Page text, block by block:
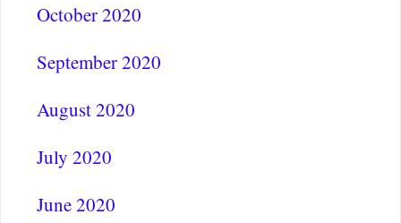
October 2020
September 2020
August 2020
July 2020
June 2020